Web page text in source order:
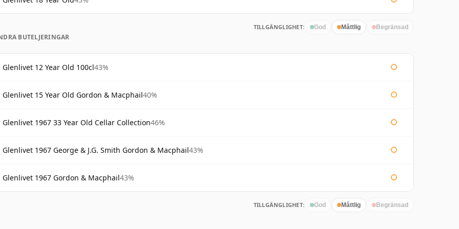
TILLGÄNGLIGHET: God Måttlig Begränsad
BUTELJERINGAR
Glenlivet 12 Year Old 100cl43%
Glenlivet 15 Year Old Gordon & Macphail40%
Glenlivet 1967 33 Year Old Cellar Collection46%
Glenlivet 1967 George & J.G. Smith Gordon & Macphail43%
Glenlivet 1967 Gordon & Macphail43%
TILLGÄNGLIGHET: God Måttlig Begränsad